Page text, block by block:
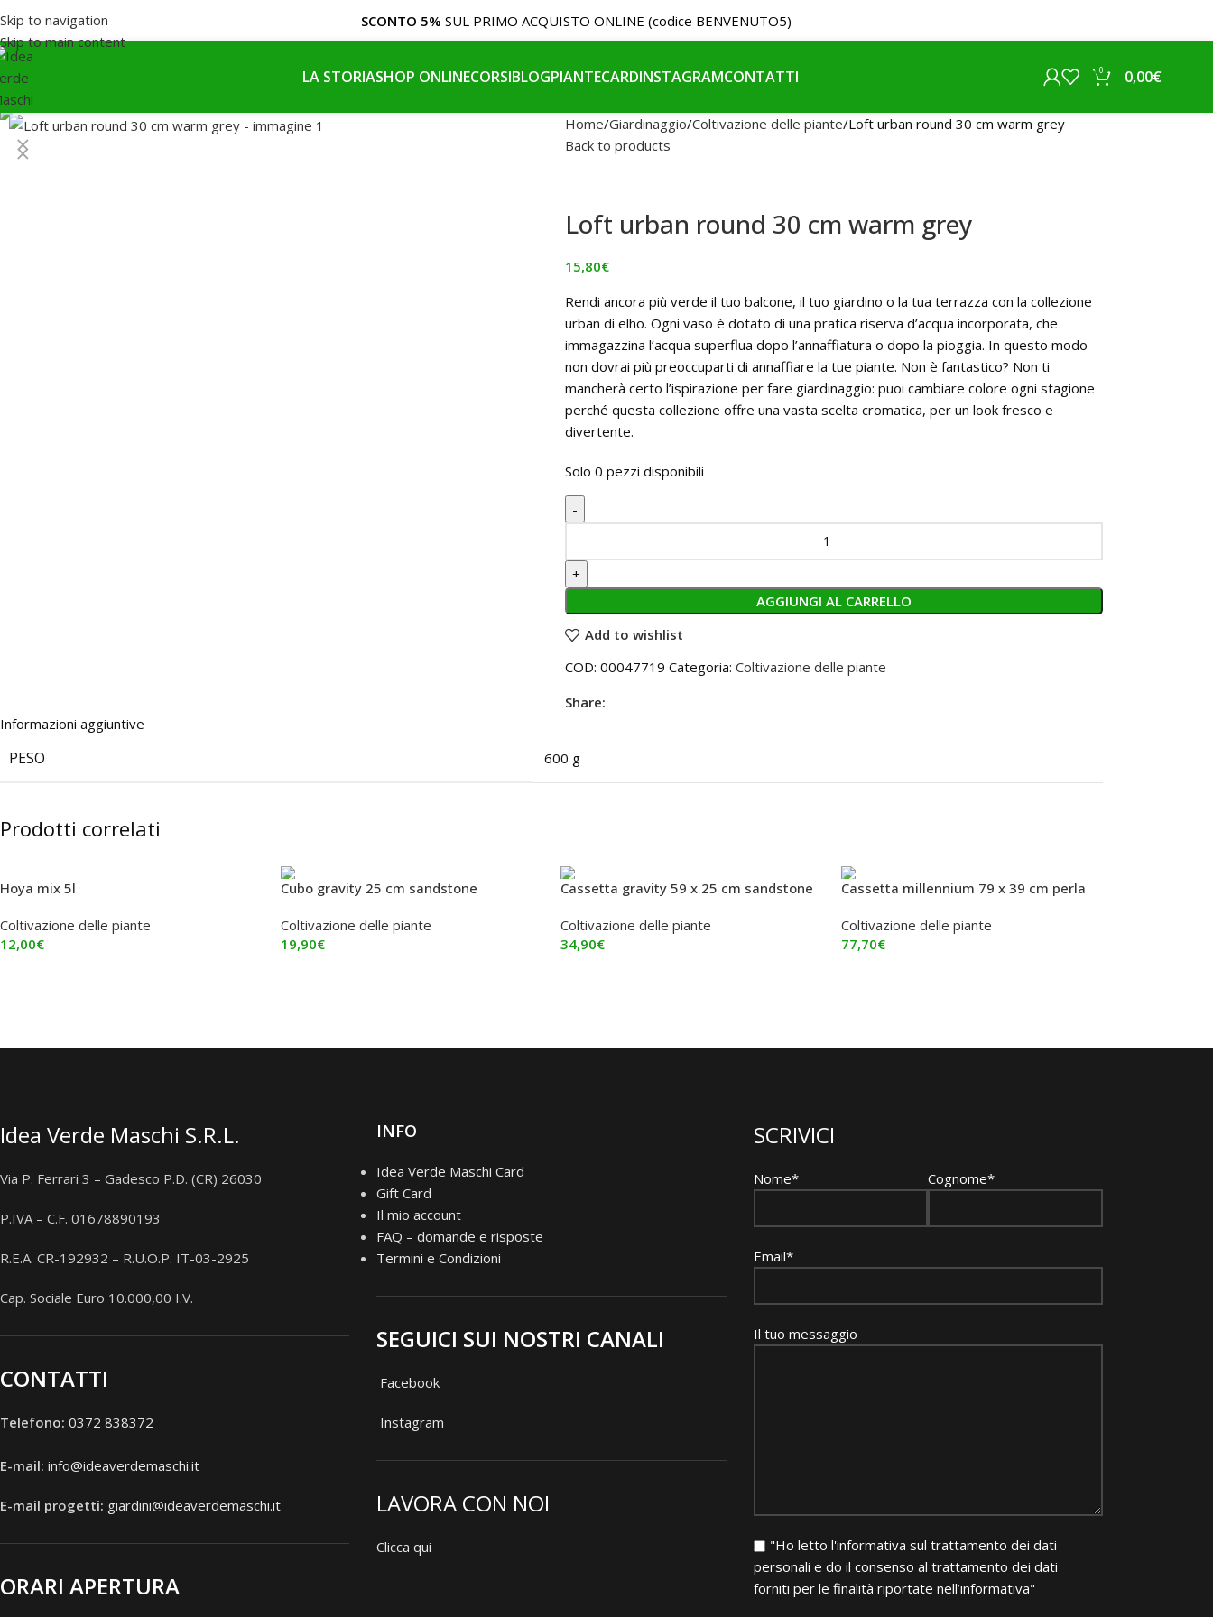
Skip to navigation
Skip to main content
SCONTO 5% SUL PRIMO ACQUISTO ONLINE (codice BENVENUTO5)
LA STORIASHOP ONLINECORSIBLOGPIANTECARDINSTAGRAMCONTATTI 0 0,00€
Home Giardinaggio Coltivazione delle piante Loft urban round 30 cm warm grey
Back to products
Loft urban round 30 cm warm grey
15,80€
Rendi ancora più verde il tuo balcone, il tuo giardino o la tua terrazza con la collezione
urban di elho. Ogni vaso è dotato di una pratica riserva d’acqua incorporata, che
immagazzina l’acqua superflua dopo l’annaffiatura o dopo la pioggia. In questo modo
non dovrai più preoccuparti di annaffiare la tue piante. Non è fantastico? Non ti
mancherà certo l’ispirazione per fare giardinaggio: puoi cambiare colore ogni stagione
perché questa collezione offre una vasta scelta cromatica, per un look fresco e
divertente.
Solo 0 pezzi disponibili
AGGIUNGI AL CARRELLO
Add to wishlist
COD: 00047719 Categoria: Coltivazione delle piante
Share:
Informazioni aggiuntive
PESO 600 g
Prodotti correlati
Hoya mix 5l
Coltivazione delle piante
12,00€
Cubo gravity 25 cm sandstone
Coltivazione delle piante
19,90€
Cassetta gravity 59 x 25 cm sandstone
Coltivazione delle piante
34,90€
Cassetta millennium 79 x 39 cm perla
Coltivazione delle piante
77,70€
Idea Verde Maschi S.R.L.
Via P. Ferrari 3 – Gadesco P.D. (CR) 26030
P.IVA – C.F. 01678890193
R.E.A. CR-192932 – R.U.O.P. IT-03-2925
Cap. Sociale Euro 10.000,00 I.V.
CONTATTI
Telefono: 0372 838372
E-mail: info@ideaverdemaschi.it
E-mail progetti: giardini@ideaverdemaschi.it
ORARI APERTURA
INFO
Idea Verde Maschi Card
Gift Card
Il mio account
FAQ – domande e risposte
Termini e Condizioni
SEGUICI SUI NOSTRI CANALI
Facebook
Instagram
LAVORA CON NOI
Clicca qui
SCRIVICI
Nome* Cognome*
Email*
Il tuo messaggio
"Ho letto l'informativa sul trattamento dei dati
personali e do il consenso al trattamento dei dati
forniti per le finalità riportate nell’informativa"